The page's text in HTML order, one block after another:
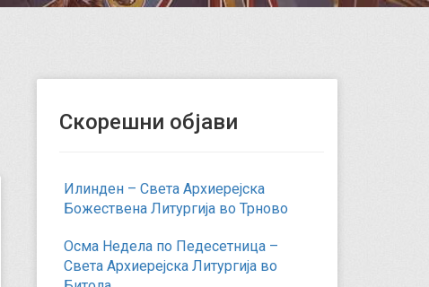
Скорешни објави
Илинден – Света Архиерејска
Божествена Литургија во Трново
Осма Недела по Педесетница –
Света Архиерејска Литургија во